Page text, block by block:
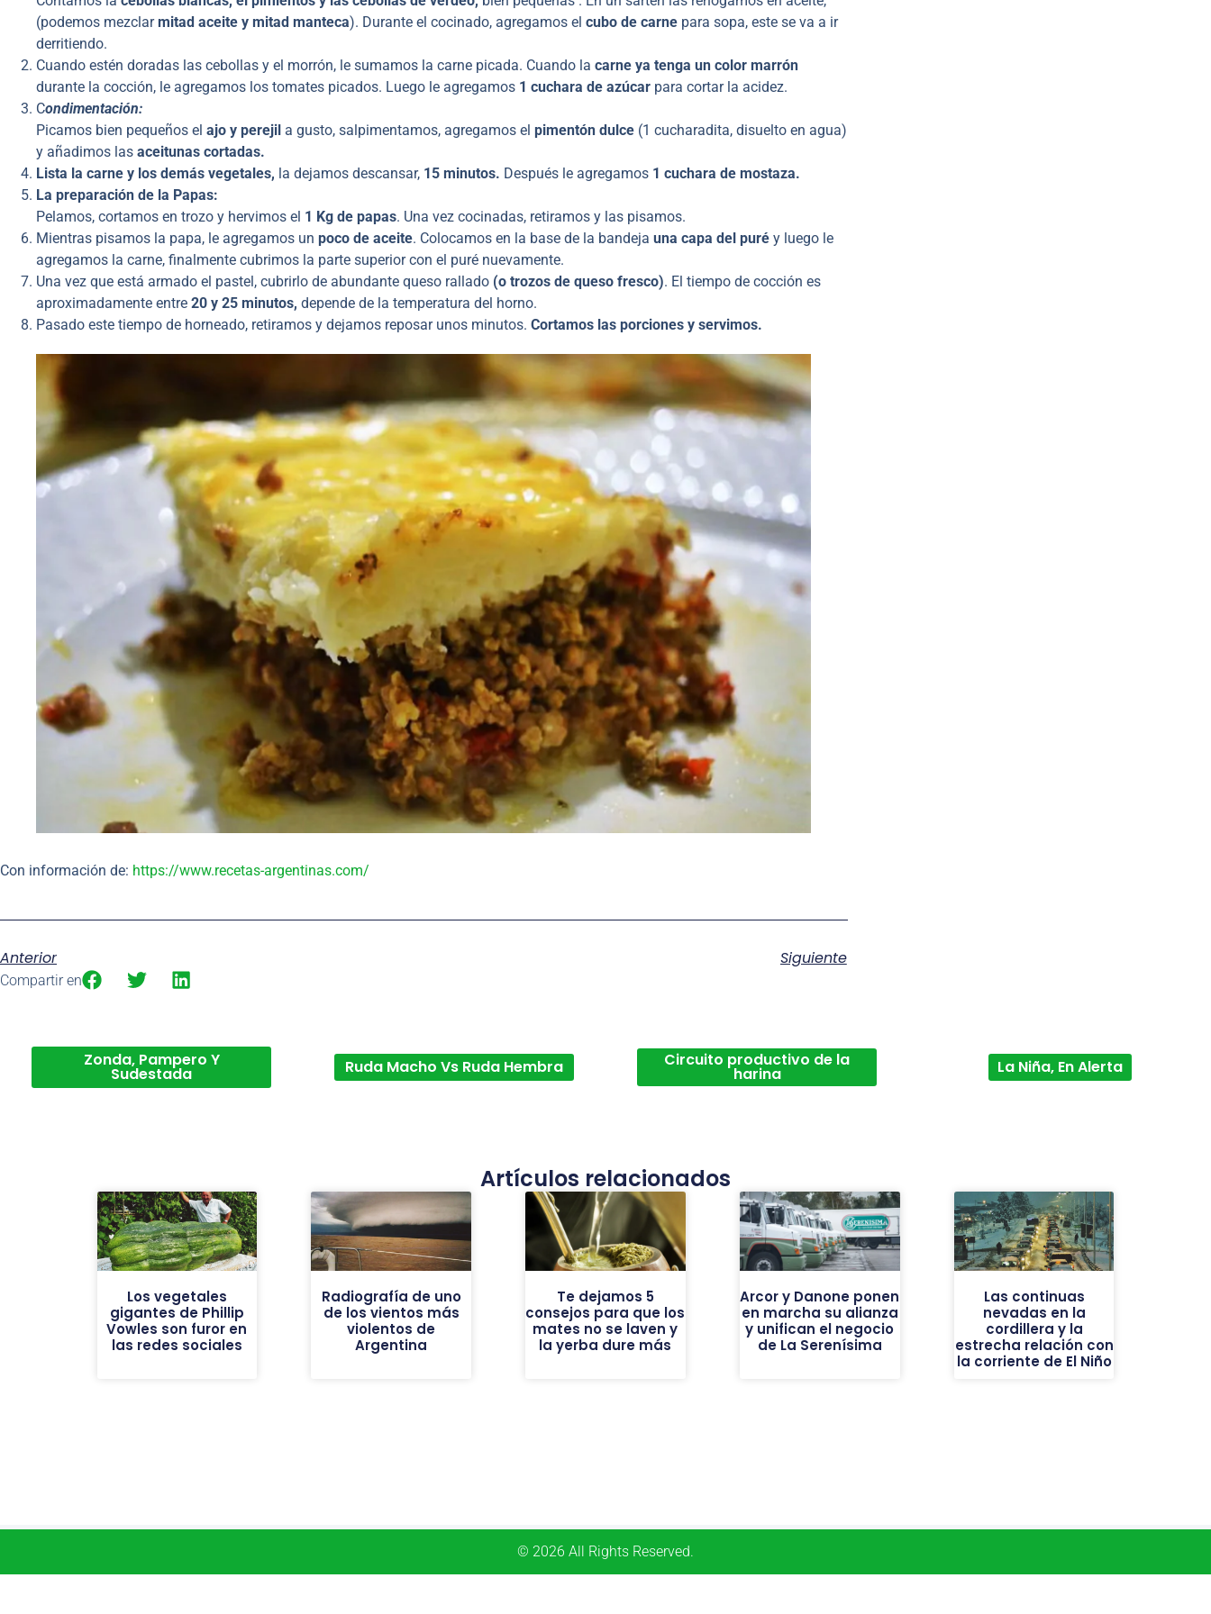
(podemos mezclarmitad aceite y mitad manteca). Durante el cocinado, agregamos el cubo de carne para sopa, este se va a ir
derritiendo.
Cuando estén doradas las cebollas y el morrón, le sumamos la carne picada. Cuando la carne ya tenga un color marrón
durante la cocción, le agregamos los tomates picados. Luego le agregamos 1 cuchara de azúcar para cortar la acidez.
Condimentación:
Picamos bien pequeños el ajo y perejil a gusto, salpimentamos, agregamos el pimentón dulce (1 cucharadita, disuelto en agua)
y añadimos las aceitunas cortadas.
Lista la carne y los demás vegetales, la dejamos descansar, 15 minutos. Después le agregamos 1 cuchara de mostaza.
La preparación de la Papas:
Pelamos, cortamos en trozo y hervimos el 1 Kg de papas. Una vez cocinadas, retiramos y las pisamos.
Mientras pisamos la papa, le agregamos un poco de aceite. Colocamos en la base de la bandeja una capa del puré y luego le
agregamos la carne, finalmente cubrimos la parte superior con el puré nuevamente.
Una vez que está armado el pastel, cubrirlo de abundante queso rallado (o trozos de queso fresco). El tiempo de cocción es
aproximadamente entre 20 y 25 minutos, depende de la temperatura del horno.
Pasado este tiempo de horneado, retiramos y dejamos reposar unos minutos. Cortamos las porciones y servimos.
Con información de: https://www.recetas-argentinas.com/
Anterior Siguiente
Compartir en
Zonda, Pampero Y
Sudestada Ruda Macho Vs Ruda Hembra Circuito productivo de la
harina La Niña, En Alerta
Artículos relacionados
Los vegetales
gigantes de Phillip
Vowles son furor en
las redes sociales
Radiografía de uno
de los vientos más
violentos de
Argentina
Te dejamos 5
consejos para que los
mates no se laven y
la yerba dure más
Arcor y Danone ponen
en marcha su alianza
y unifican el negocio
de La Serenísima
Las continuas
nevadas en la
cordillera y la
estrecha relación con
la corriente de El Niño
© 2026 All Rights Reserved.